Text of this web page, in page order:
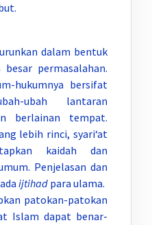
dalam bentuk
permasalahan.
hukumnya bersifat
ubah lantaran
berlainan tempat.
lebih rinci, syari‘at
kaidah dan
Penjelasan dan
ijtihad para ulama.
patokan-patokan
Islam dapat benar-